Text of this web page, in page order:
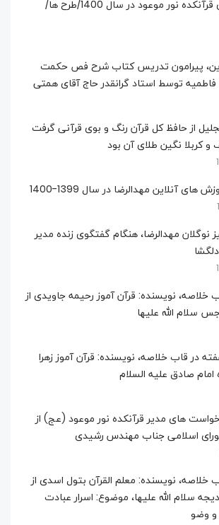
شروع فعالیت های قرآنکده نور موعود در سال 1400/طرح ها/
پیرامون تدریس کتاب شرح فص حکمت
توسط استاد گرانقدر حاج آقای همتی
از حافظ کل قرآن رنگ و بوی قرآنی گرفت
و کربلا نگین طلای آن بود
آنلاین مهدالرضا در سال 1399-1400
مهدالرضا، هنگام گفتگوی زنده مدیر
خلاصه، نویسنده: قرآن آموز رحیمه جاویدی از
سلام الله علیها
در قاب خلاصه، نویسنده: قرآن آموز زهرا
امام صادق علیه السلام
های مدیر قرآنکده نور موعود (عج) از
اسلامی جناب مهندس رشیدی
خلاصه، نویسنده: معلم القرآن بتول اسدی از
سلام الله علیها، موضوع: اسرار عبادت